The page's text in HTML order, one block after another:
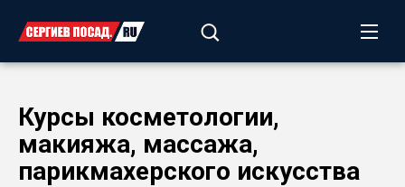
Курсы косметологии,
макияжа, массажа,
парикмахерского искусства